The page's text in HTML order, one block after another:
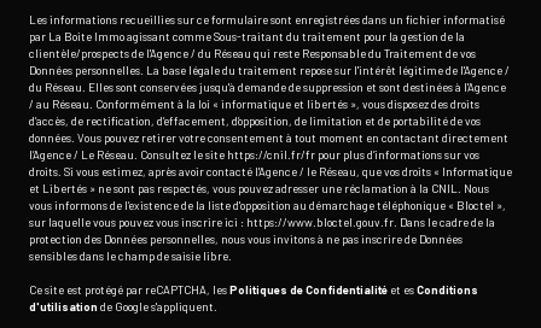
Les informations recueillies sur ce formulaire sont enregistrées dans un fichier informatisé
par La Boite Immo agissant comme Sous-traitant du traitement pour la gestion de la
clientèle/prospects de l'Agence / du Réseau qui reste Responsable du Traitement de vos
Données personnelles. La base légale du traitement repose sur l'intérêt légitime de l'Agence /
du Réseau. Elles sont conservées jusqu'à demande de suppression et sont destinées à l'Agence
/ au Réseau. Conformément à la loi « informatique et libertés », vous disposez des droits
d’accès, de rectification, d’effacement, d’opposition, de limitation et de portabilité de vos
données. Vous pouvez retirer votre consentement à tout moment en contactant directement
l’Agence / Le Réseau. Consultez le site https://cnil.fr/fr pour plus d’informations sur vos
droits. Si vous estimez, après avoir contacté l'Agence / le Réseau, que vos droits « Informatique
et Libertés » ne sont pas respectés, vous pouvez adresser une réclamation à la CNIL. Nous
vous informons de l’existence de la liste d'opposition au démarchage téléphonique « Bloctel »,
sur laquelle vous pouvez vous inscrire ici : https://www.bloctel.gouv.fr . Dans le cadre de la
protection des Données personnelles, nous vous invitons à ne pas inscrire de Données
sensibles dans le champ de saisie libre.
Ce site est protégé par reCAPTCHA, lesPolitiques de Confidentialité et esConditions
d'utilisation de Google s'appliquent.